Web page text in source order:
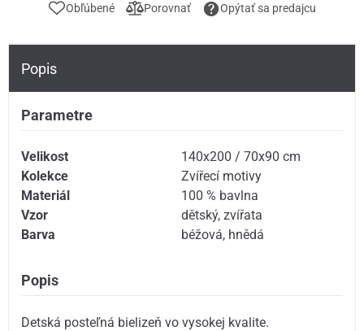
Obľúbené Porovnať Opýtať sa predajcu
Popis
Parametre
Velikost
140x200 / 70x90 cm
Kolekce
Zvířecí motivy
Materiál
100 % bavlna
Vzor
dětský,zvířata
Barva
béžová, hnědá
Popis
Detská posteľná bielizeň vo vysokej kvalite.